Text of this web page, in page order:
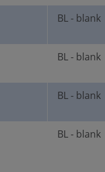
BL - blank
BL - blank
BL - blank
BL - blank